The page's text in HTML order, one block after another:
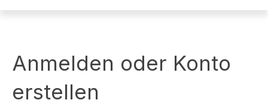
Anmelden oder Konto
erstellen